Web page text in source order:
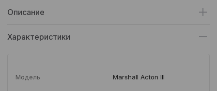
Описание
Характеристики
Модель Marshall Acton III